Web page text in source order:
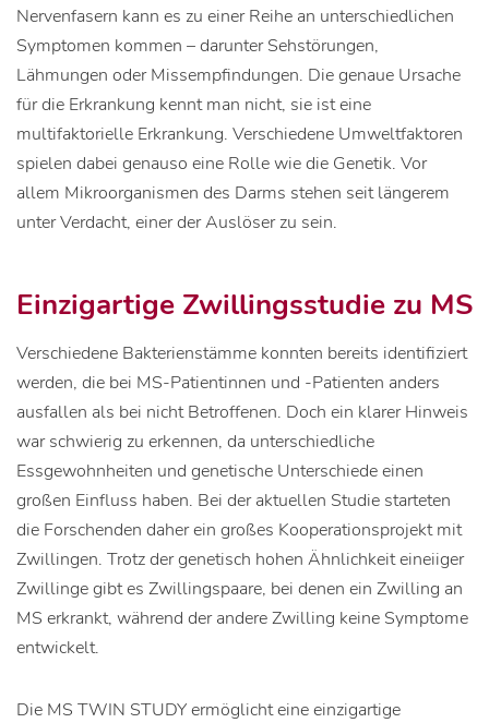
Nervenfasern kann es zu einer Reihe an unterschiedlichen
Symptomen kommen – darunter Sehstörungen,
Lähmungen oder Missempfindungen. Die genaue Ursache
für die Erkrankung kennt man nicht, sie ist eine
multifaktorielle Erkrankung. Verschiedene Umweltfaktoren
spielen dabei genauso eine Rolle wie die Genetik. Vor
allem Mikroorganismen des Darms stehen seit längerem
unter Verdacht, einer der Auslöser zu sein.
Einzigartige Zwillingsstudie zu MS
Verschiedene Bakterienstämme konnten bereits identifiziert
werden, die bei MS-Patientinnen und -Patienten anders
ausfallen als bei nicht Betroffenen. Doch ein klarer Hinweis
war schwierig zu erkennen, da unterschiedliche
Essgewohnheiten und genetische Unterschiede einen
großen Einfluss haben. Bei der aktuellen Studie starteten
die Forschenden daher ein großes Kooperationsprojekt mit
Zwillingen. Trotz der genetisch hohen Ähnlichkeit eineiiger
Zwillinge gibt es Zwillingspaare, bei denen ein Zwilling an
MS erkrankt, während der andere Zwilling keine Symptome
entwickelt.
Die MS TWIN STUDY ermöglicht eine einzigartige